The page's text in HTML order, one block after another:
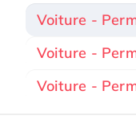
Voiture -
Voiture -
Voiture -